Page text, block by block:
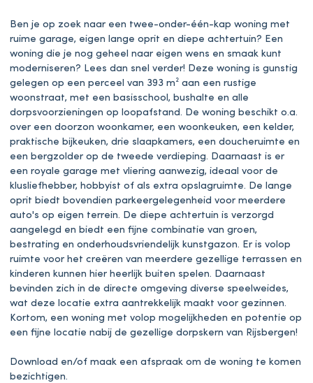
Ben je op zoek naar een twee-onder-één-kap woning met
ruime garage, eigen lange oprit en diepe achtertuin? Een
woning die je nog geheel naar eigen wens en smaak kunt
moderniseren? Lees dan snel verder! Deze woning is gunstig
gelegen op een perceel van 393 m² aan een rustige
woonstraat, met een basisschool, bushalte en alle
dorpsvoorzieningen op loopafstand. De woning beschikt o.a.
over een doorzon woonkamer, een woonkeuken, een kelder,
praktische bijkeuken, drie slaapkamers, een doucheruimte en
een bergzolder op de tweede verdieping. Daarnaast is er
een royale garage met vliering aanwezig, ideaal voor de
klusliefhebber, hobbyist of als extra opslagruimte. De lange
oprit biedt bovendien parkeergelegenheid voor meerdere
auto's op eigen terrein. De diepe achtertuin is verzorgd
aangelegd en biedt een fijne combinatie van groen,
bestrating en onderhoudsvriendelijk kunstgazon. Er is volop
ruimte voor het creëren van meerdere gezellige terrassen en
kinderen kunnen hier heerlijk buiten spelen. Daarnaast
bevinden zich in de directe omgeving diverse speelweides,
wat deze locatie extra aantrekkelijk maakt voor gezinnen.
Kortom, een woning met volop mogelijkheden en potentie op
een fijne locatie nabij de gezellige dorpskern van Rijsbergen!
Download en/of maak een afspraak om de woning te komen
bezichtigen.